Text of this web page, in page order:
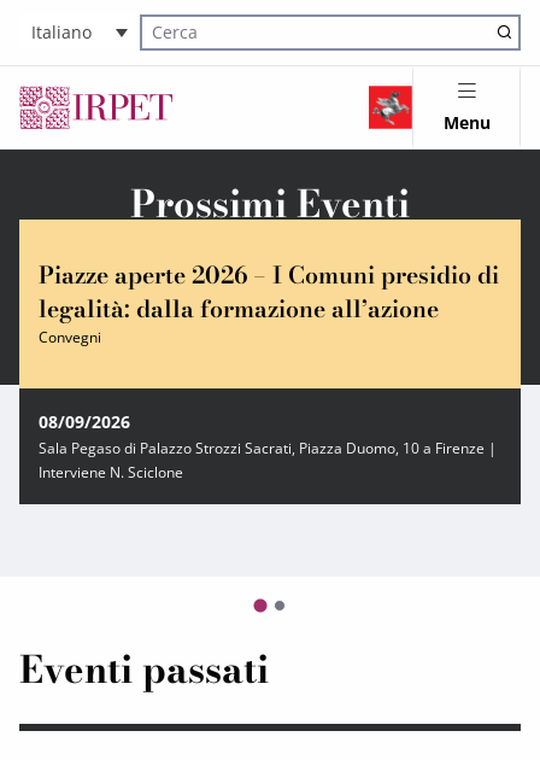
Italiano
Cerca nel sito
Menu
Prossimi Eventi
Piazze aperte 2026 – I Comuni presidio di
legalità: dalla formazione all’azione
Convegni
08/09/2026
Sala Pegaso di Palazzo Strozzi Sacrati, Piazza Duomo, 10 a Firenze |
Interviene N. Sciclone
Eventi passati